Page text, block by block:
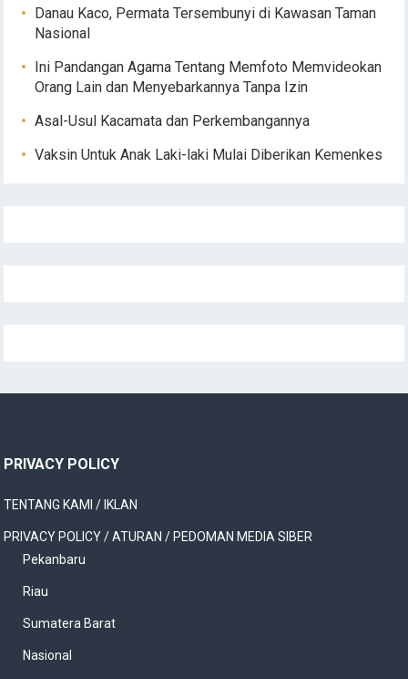
Danau Kaco, Permata Tersembunyi di Kawasan Taman
Nasional
Ini Pandangan Agama Tentang Memfoto Memvideokan
Orang Lain dan Menyebarkannya Tanpa Izin
Asal-Usul Kacamata dan Perkembangannya
Vaksin Untuk Anak Laki-laki Mulai Diberikan Kemenkes
PRIVACY POLICY
TENTANG KAMI / IKLAN
PRIVACY POLICY / ATURAN / PEDOMAN MEDIA SIBER
Pekanbaru
Riau
Sumatera Barat
Nasional